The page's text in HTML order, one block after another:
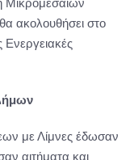
Μικρομεσαίων
ακολουθήσει στο
Ενεργειακές
με Λίμνες έδωσαν
αιτήματα και